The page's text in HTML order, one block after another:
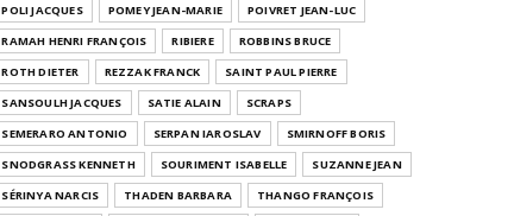
POLI JACQUES
POMEY JEAN-MARIE
POIVRET JEAN-LUC
RAMAH HENRI FRANÇOIS
RIBIERE
ROBBINS BRUCE
ROTH DIETER
REZZAK FRANCK
SAINT PAUL PIERRE
SANSOULH JACQUES
SATIE ALAIN
SCRAPS
SEMERARO ANTONIO
SERPAN IAROSLAV
SMIRNOFF BORIS
SNODGRASS KENNETH
SOURIMENT ISABELLE
SUZANNE JEAN
SÉRINYA NARCIS
THADEN BARBARA
THANGO FRANÇOIS